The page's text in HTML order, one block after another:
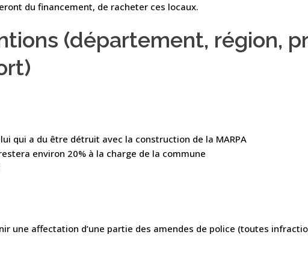
du financement, de racheter ces locaux.
(département, région,
qui a du être détruit avec la construction de la MARPA
environ 20% à la charge de la commune
une affectation d’une partie des amendes de police (toutes